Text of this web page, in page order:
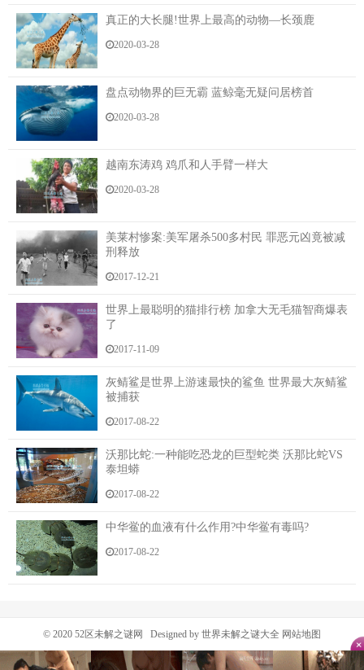
而且她一翻身，竟然是直接把他给压在了床上！
这种体验可是前所未有的，从来都是他主动折腾，
还从来没被人折腾过，这一下子，他也是来了兴趣，想
看看这娘们到底想干什么。
就在老金想着享受一番的时候，宋玉这娘们更加主
动起来，一双秀气的手慢慢滑过老金的小腹处，最后停
留在那地儿！
被她这么一撩拨，老金那杆旗帜也是有了强烈的反
应。
“老金没想到你一把年纪了，反应还这么强烈啊，真
是让我惊喜，我可要好好疼爱一下你这小宝贝了。”
在老金的小腹处，一双手不停的撩拨的这那旗帜
被这么一弄，老金顿时打了一激灵，这感觉可实在
竟然比他还会玩！
这不免让他心里对这娘们高看了一眼，这种活可不
折腾这事也是一种享受，他心里也就没那么抗拒了。
就在老金激动之时，宋玉竟然直接低头凑了上去！
这一下可把老金给舒服的不行。
三两个简单的动作，就给老金身体上带来了巨大的
满足，不过这还不算完，因为宋玉这娘们的招数实在是
老金这时候根本就不想动，他只想享受一番这大半
辈子都没能感受过的满足。
真正的大长腿!世界上最高的动物—长颈鹿
2020-03-28
盘点动物界的巨无霸 蓝鲸毫无疑问居榜首
2020-03-28
越南东涛鸡 鸡爪和人手臂一样大
2020-03-28
美莱村惨案:美军屠杀500多村民 罪恶元凶竟被减
刑释放
2017-12-21
世界上最聪明的猫排行榜 加拿大无毛猫智商爆表
了
2017-11-09
灰鲭鲨是世界上游速最快的鲨鱼 世界最大灰鲭鲨
被捕获
2017-08-22
沃那比蛇:一种能吃恐龙的巨型蛇类 沃那比蛇VS
泰坦蟒
2017-08-22
中华鲎的血液有什么作用?中华鲎有毒吗?
2017-08-22
© 2020 52区未解之谜网 Designed by 世界未解之谜大全 网站地图